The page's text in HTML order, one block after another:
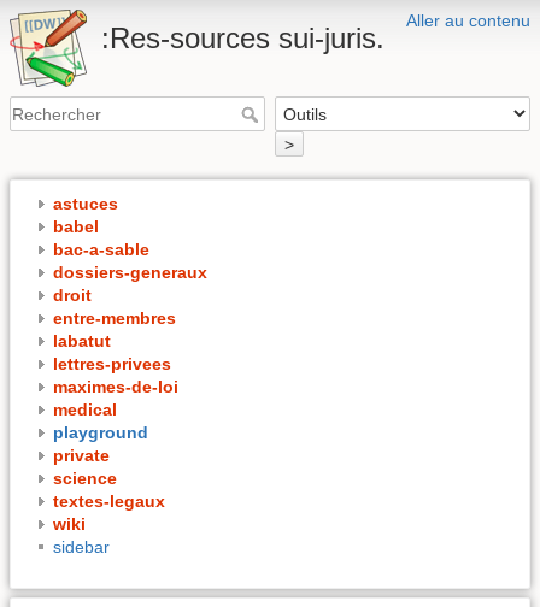
Aller au contenu
:Res-sources sui-juris.
>
astuces
babel
bac-a-sable
dossiers-generaux
droit
entre-membres
labatut
lettres-privees
maximes-de-loi
medical
playground
private
science
textes-legaux
wiki
sidebar